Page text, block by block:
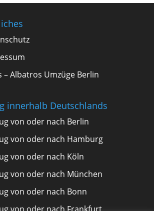
– Albatros Umzüge Berlin
innerhalb Deutschlands
von oder nach Berlin
von oder nach Hamburg
von oder nach Köln
von oder nach München
von oder nach Bonn